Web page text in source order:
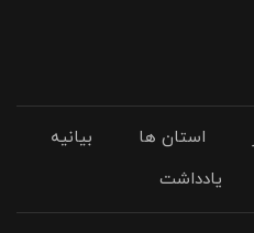
استان ها
بیانیه
یادداشت